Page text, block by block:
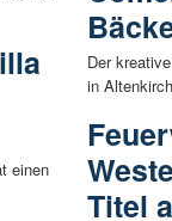
einen
Der
in
Titel